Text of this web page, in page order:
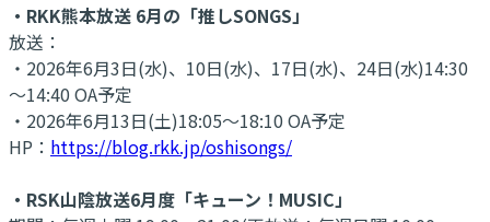
・RKK熊本放送 6月の「推しSONGS」
放送：
・2026年6月3日(水)、10日(水)、17日(水)、24日(水)14:30
～14:40 OA予定
・2026年6月13日(土)18:05～18:10 OA予定
HP： https://blog.rkk.jp/oshisongs/
・RSK山陰放送6月度「キューン！MUSIC」